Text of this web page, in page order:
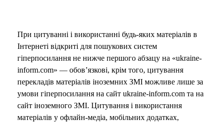
При цитуванні і використанні будь-яких матеріалів в
Інтернеті відкриті для пошукових систем
гіперпосилання не нижче першого абзацу на «ukraine-
inform.com» — обов’язкові, крім того, цитування
перекладів матеріалів іноземних ЗМІ можливе лише за
умови гіперпосилання на сайт ukraine-inform.com та на
сайт іноземного ЗМІ. Цитування і використання
матеріалів у офлайн-медіа, мобільних додатках,